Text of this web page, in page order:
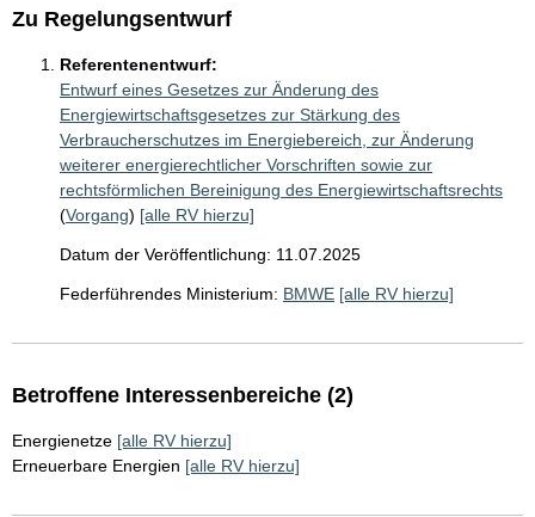
Zu Regelungsentwurf
Referentenentwurf:
Entwurf eines Gesetzes zur Änderung des
Energiewirtschaftsgesetzes zur Stärkung des
Verbraucherschutzes im Energiebereich, zur Änderung
weiterer energierechtlicher Vorschriften sowie zur
rechtsförmlichen Bereinigung des Energiewirtschaftsrechts
(Vorgang) [alle RV hierzu]
Datum der Veröffentlichung: 11.07.2025
Federführendes Ministerium: BMWE [alle RV hierzu]
Betroffene Interessenbereiche (2)
Energienetze [alle RV hierzu]
Erneuerbare Energien [alle RV hierzu]